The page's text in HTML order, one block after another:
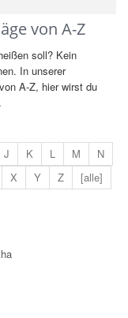
von A-Z
soll? Kein
In unserer
A-Z, hier wirst du
J K L M
N
X Y Z [alle]